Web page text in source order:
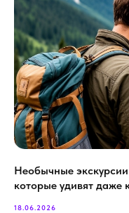
Необычные
которые удивят даже
18.06.2026